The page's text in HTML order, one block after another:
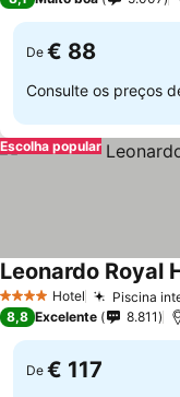
De € 88
Consulte os preços
Escolha popular
4 EstrelasHotel Piscina
Leonardo Royal
8,8 Excelente 8.811
De € 117